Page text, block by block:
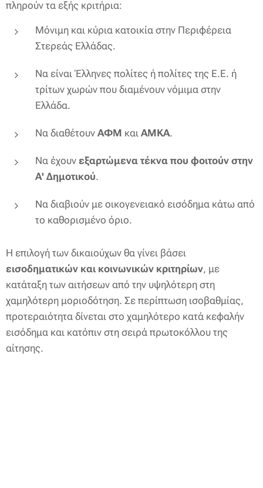
πληρούν τα εξής κριτήρια:
Μόνιμη και κύρια κατοικία στην Περιφέρεια
Στερεάς Ελλάδας.
Να είναι Έλληνες πολίτες ή πολίτες της Ε.Ε. ή
τρίτων χωρών που διαμένουν νόμιμα στην
Ελλάδα.
Να διαθέτουν ΑΦΜ και ΑΜΚΑ.
Να έχουν εξαρτώμενα τέκνα που φοιτούν στην
Α' Δημοτικού.
Να διαβιούν με οικογενειακό εισόδημα κάτω από
το καθορισμένο όριο.
Η επιλογή των δικαιούχων θα γίνει βάσει
εισοδηματικών και κοινωνικών κριτηρίων, με
κατάταξη των αιτήσεων από την υψηλότερη στη
χαμηλότερη μοριοδότηση. Σε περίπτωση ισοβαθμίας,
προτεραιότητα δίνεται στο χαμηλότερο κατά κεφαλήν
εισόδημα και κατόπιν στη σειρά πρωτοκόλλου της
αίτησης.